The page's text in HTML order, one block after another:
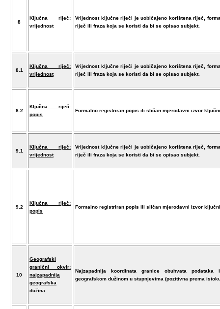
8
Ključna riječ:
vrijednost
Vrijednost ključne riječi je uobičajeno korištena riječ,
riječ ili fraza koja se koristi da bi se opisao subjekt.
8.1
Ključna riječ:
vrijednost
Vrijednost ključne riječi je uobičajeno korištena riječ,
riječ ili fraza koja se koristi da bi se opisao subjekt.
8.2
Ključna riječ:
popis
Formalno registriran popis ili sličan mjerodavni izvor
9.1
Ključna riječ:
vrijednost
Vrijednost ključne riječi je uobičajeno korištena riječ,
riječ ili fraza koja se koristi da bi se opisao subjekt.
9.2
Ključna riječ:
popis
Formalno registriran popis ili sličan mjerodavni izvor
10
GeografskI
granični okvir:
najzapadnija
geografska
dužina
Najzapadnija koordinata granice obuhvata podataka
geografskom dužinom u stupnjevima (pozitivna prema